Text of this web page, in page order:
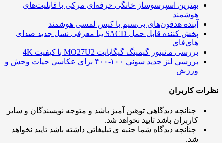
بهترین اسپرسوساز خانگی حرفه‌ای مرکی با قابلیت‌های
هوشمند
آینده هدفون‌های بی‌سیم با کیس لمسی هوشمند
پخش کننده قابل حمل SACD یبا معرفی نسل جدید صدای
های‌فای
بررسی مانیتور گیمینگ گیگابایت MO27U2 با کیفیت 4K
بررسی لنز جدید سونی ۱۰۰-۴۰۰ برای عکاسی حیات وحش و
ورزش
کاربران
چنانچه دیدگاهی توهین آمیز باشد و متوجه نویسندگان و سایر
کاربران باشد تایید نخواهد شد.
چنانچه دیدگاه شما جنبه ی تبلیغاتی داشته باشد تایید نخواهد